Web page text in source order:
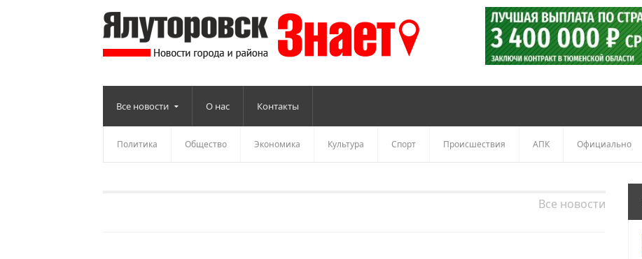
Все новости О нас Контакты
Политика Общество Экономика Культура Спорт Происшествия АПК Официально
Все новости